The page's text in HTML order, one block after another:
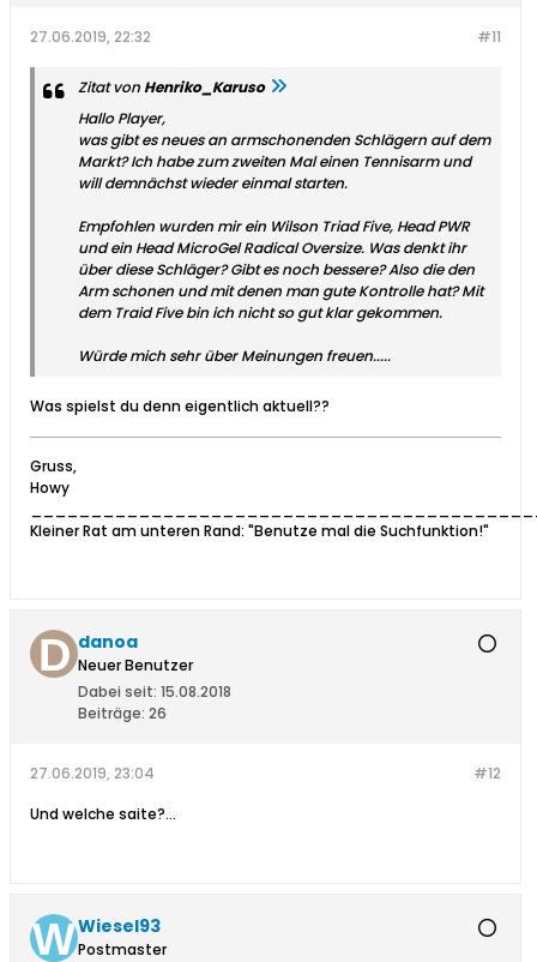
#11
27.06.2019, 22:32
Zitat vonHenriko_Karuso
Hallo Player,
was gibt es neues an armschonenden Schlägern auf dem
Markt? Ich habe zum zweiten Mal einen Tennisarm und
will demnächst wieder einmal starten.
Empfohlen wurden mir ein Wilson Triad Five, Head PWR
und ein Head MicroGel Radical Oversize. Was denkt ihr
über diese Schläger? Gibt es noch bessere? Also die den
Arm schonen und mit denen man gute Kontrolle hat? Mit
dem Traid Five bin ich nicht so gut klar gekommen.
Würde mich sehr über Meinungen freuen.....
Was spielst du denn eigentlich aktuell??
Gruss,
Howy
Kleiner Rat am unteren Rand: "Benutze mal die Suchfunktion!"
danoa
Neuer Benutzer
Dabei seit: 15.08.2018
Beiträge: 26
#12
27.06.2019, 23:04
Und welche saite?...
Wiesel93
Postmaster